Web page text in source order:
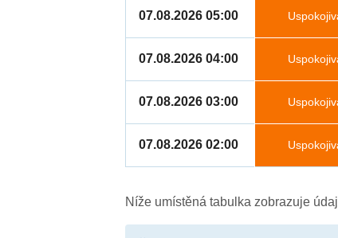
07.08.2026 05:00
07.08.2026 04:00
07.08.2026 03:00
07.08.2026 02:00
Níže umístěná tabulka zobrazuje